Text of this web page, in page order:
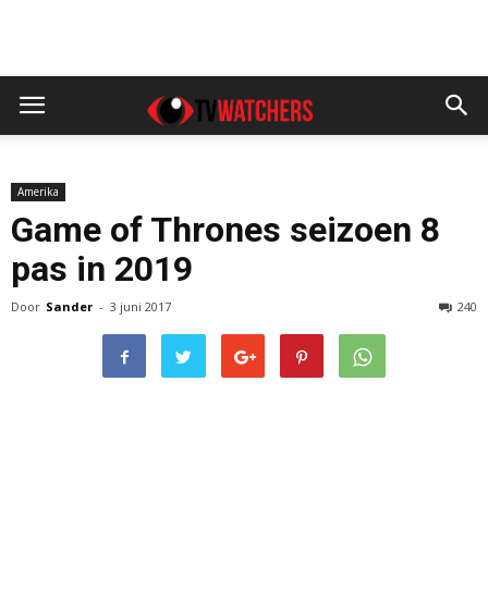
Amerika
Game of Thrones seizoen 8
pas in 2019
Door Sander - 3 juni 2017 240